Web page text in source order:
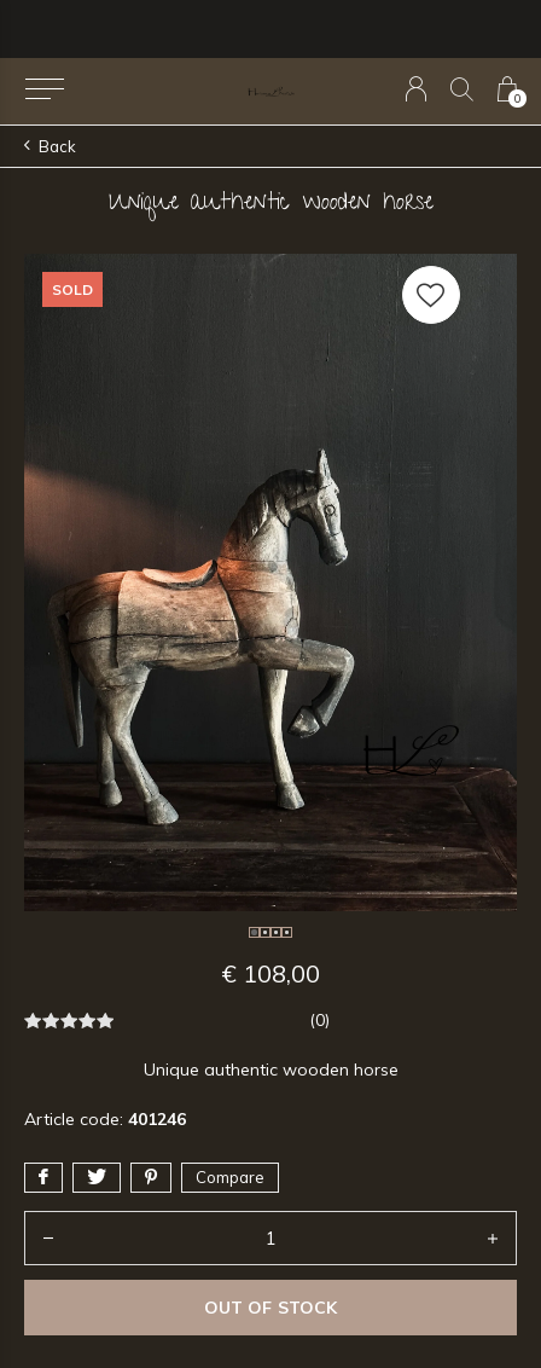
0
Back
Unique authentic wooden horse
SOLD
€ 108,00
(0)
Unique authentic wooden horse
Article code: 401246
Compare
OUT OF STOCK